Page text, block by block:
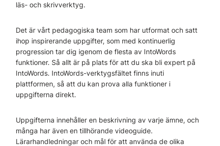
läs- och skrivverktyg.
Det är vårt pedagogiska team som har utformat och satt
ihop inspirerande uppgifter, som med kontinuerlig
progression tar dig igenom de flesta av IntoWords
funktioner. Så allt är på plats för att du ska bli expert på
IntoWords. IntoWords-verktygsfältet finns inuti
plattformen, så att du kan prova alla funktioner i
uppgifterna direkt.
Uppgifterna innehåller en beskrivning av varje ämne, och
många har även en tillhörande videoguide.
Lärarhandledningar och mål för att använda de olika